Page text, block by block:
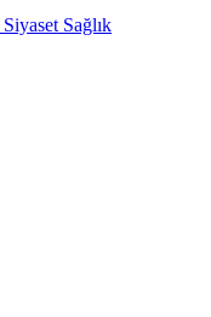
Siyaset Sağlık